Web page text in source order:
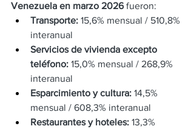
Venezuela en marzo 2026 fueron:
Transporte: 15,6% mensual / 510,8%
interanual
Servicios de vivienda excepto
teléfono: 15,0% mensual / 268,9%
interanual
Esparcimiento y cultura: 14,5%
mensual / 608,3% interanual
Restaurantes y hoteles: 13,3%